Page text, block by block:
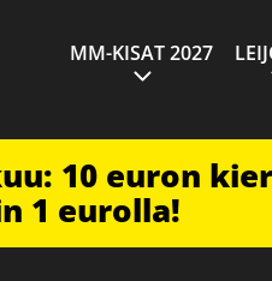
MM-KISAT 2027
10 euron
1 eurolla!